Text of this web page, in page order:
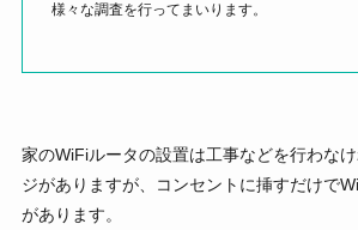
様々な調査を行ってまいります。
家のWiFiルータの設置は工事などを行わな
ジがありますが、コンセントに挿すだけで
があります。